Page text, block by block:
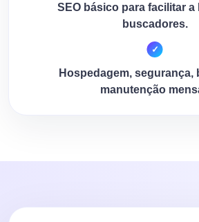
SEO básico para facilitar a
buscadores.
Hospedagem, segurança,
manutenção